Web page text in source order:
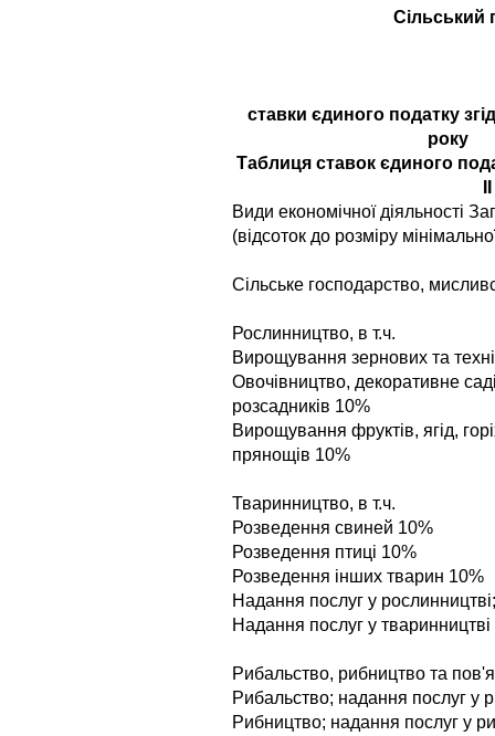
Сільський
ставки єдиного податку
Таблиця ставок єдиного
Види економічної діяльності
(відсоток до розміру
Сiльське господарство,
Рослинництво, в т.ч.
Вирощування зернових та
Овочiвництво, декоративне
розсадникiв 10%
Вирощування фруктiв, ягiд,
прянощiв 10%
Тваринництво, в т.ч.
Розведення свиней 10%
Розведення птицi 10%
Розведення iнших тварин 10%
Надання послуг у
Надання послуг у тваринництвi
Рибальство, рибництво та
Рибальство; надання послуг у
Рибництво; надання послуг у